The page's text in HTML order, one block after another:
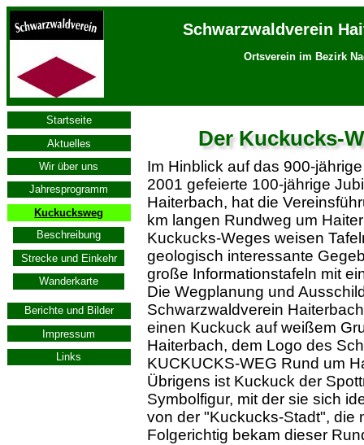
Schwarzwaldverein
Ortsverein im Bezirk
Startseite
Aktuelles
Wir über uns
Jahresprogramm
Kuckucksweg
Beschreibung
Strecke und Einkehr
Wanderkarte
Berichte und Bilder
Impressum
Links
Der Kuckucks-
Im Hinblick auf das 900-
2001 gefeierte 100-jährige
Haiterbach, hat die
km langen Rundweg um
Kuckucks-Weges weisen
geologisch interessante
große Informationstafeln mit
Die Wegplanung und
Schwarzwaldverein
einen Kuckuck auf weißem
Haiterbach, dem Logo des
KUCKUCKS-WEG Rund um
Übrigens ist Kuckuck der
Symbolfigur, mit der sie sich
von der "Kuckucks-Stadt", die
Folgerichtig bekam dieser